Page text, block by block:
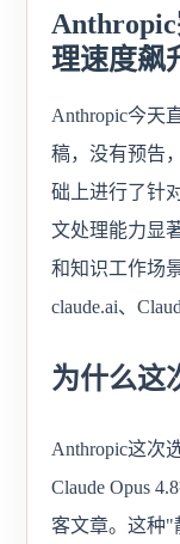
Anthropic
理速度飙
Anthropic今天
稿，没有预告
础上进行了针
文处理能力显
和知识工作场
claude.ai、
为什么这
Anthropic这次
Claude Opus
客文章。这种"